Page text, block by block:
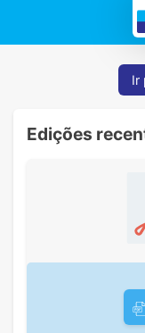
Ir
Edições